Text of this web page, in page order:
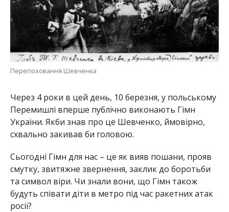
Перепоховання Шевченка
Через 4 роки в цей день, 10 березня, у польському
Перемишлі вперше публічно виконають Гімн
України. Якби знав про це Шевченко, ймовірно,
схвально закивав би головою.
Сьогодні Гімн для нас – це як вияв пошани, прояв
смутку, звитяжне звернення, заклик до боротьби
та символ віри. Чи знали вони, що Гімн також
будуть співати діти в метро під час ракетних атак
росії?